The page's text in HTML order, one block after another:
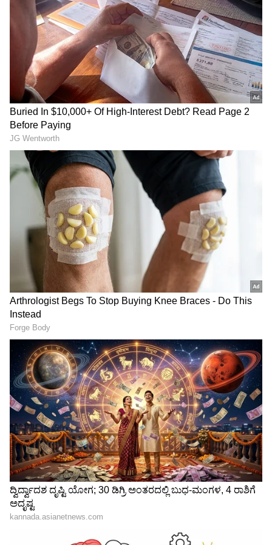
ಹೆಚ್ಚಿಸಿದೆ. ಹೀಗಾಗಿ ಅವರು ಏನೇನೋ ಹೇಳ್ತಿದ್ದಾರೆ. ಅದರಲ್ಲೂ
ಇದೀಗ ಆಧಿವೇಶನ ಬಂದಿದೆ ಹೀಗಾಗಿ ಏನೇನೋ ಆರೋಪ
ಮಾಡ್ತಿದ್ದಾರೆ. ಇವರ ಕಾಲದಲ್ಲಿ ಏನು ಅಭಿವೃಧಿ ಆಗಿದೆಯಂತೆ?
ಹತ್ತು ವರ್ಷ ಮೋದಿ(Narendra Modi) ಅವಧಿಯಲ್ಲಿ
ಏನಾಗಿದೆ ಅಭಿವೃದ್ಧಿ ಅದಕ್ಕೆ ಸ್ಪಷ್ಟೀಕರಣ ಕೊಡ್ತಾರೆ. ಒಟ್ಟಿನಲ್ಲಿ
ಯಾವಾಗಲೂ ಎಲ್ಲದಕ್ಕೂ ಆರೋಪ‌ ಮಾಡುತ್ತಿರುತ್ತಾರೆ ಎಂದು
ತಿರುಗೇಟು ನೀಡಿದರು.
ರಾಜ್ಯ ಸರ್ಕಾರ(Karnataka government) ಕೈ
ಹೈಕಮಾಂಡ(Congress highcommand)ಗೆ ATM
ಆರೋಪ ಎಂಬ ವಿರೋಧ ಪಕ್ಷಗಳ ಟೀಕೆಗೆ ಪ್ರತಿಕ್ರಿಯಿಸಿದ
ಸಚಿವರು, ಆರೋಪಗಳಿಗೆ ನಾವೇನು ಪ್ರತಿಕ್ರಿಯೆ ಕೊಡಲು
ಬರುವುದಿಲ್ಲ. ಈ ಪ್ರಕರಣದಲ್ಲಿ ಮೂರು ಏಜೆನ್ಸಿಗಳಿಂದ ತನಿಖೆ
ನಡೆದಿದೆ. ಸಿಬಿಐ ಇದೆ, ಎಸ್‌ಐಟಿ ಇದೆ, ಇಡಿ ಇದೆ. ತನಿಖೆ
ನೆಡಯುವ ಮೊದಲೇ ಈ ರೀತಿ ಆರೋಪ ಮಾಡಿದರೆ ಏನು
ಹೇಳೋಣ? ಅವರ ಹಗರಣಗಳ ಬಗ್ಗೆ ನಾನು ಮಾತನಾಡಲು
ಹೋಗಲ್ಲ. ಅವರು ಟೀಕೆ ಮಾಡುತ್ತಿದ್ದಾರೆ ಮಾಡಲಿ ಅದನ್ನು
ನಾನು ಸ್ವಾಗತ ಮಾಡುತ್ತೇನೆ ಎಂದರು.
RECOMMENDED STORIES
ಆರ್ಟ್ ಆಫ್ ಲಿವಿಂಗ್ ವಿರುದ್ಧ ಭೂ
ಒತ್ತುವರಿ ಆರೋಪ, ರಾಜ್ಯ
ಸರ್ಕಾರದಿಂದ ತನಿಖೆಗೆ SIT ರಚನೆ,
ಸ್ವಾಗತಿಸಿದ ಸಂಸ್ಥೆ
10 ರವರೆಗೆ ಪಡಿತರ ವಿತರಣೆಗೆ
ಆಹಾರ ಇಲಾಖೆ ಆದೇಶ!
ರಾಜ್ಯದಲ್ಲಿ ಯಾವ ಸರ್ಕಾರವೂ
ಕನ್ನಡದ ಪರವಿಲ್ಲ - ಟಿ.ಎಸ್.
ನಾಗಾಭರಣ ಬೇಸರ
Karnataka News Live: Viral
News - ಭವ್ಯಾ ಗೌಡ-ಚೇತನ್
ಗೌಡ ಫೋಟೋಶೂಟ್ ಭಾರೀ
LATEST VIDEOS